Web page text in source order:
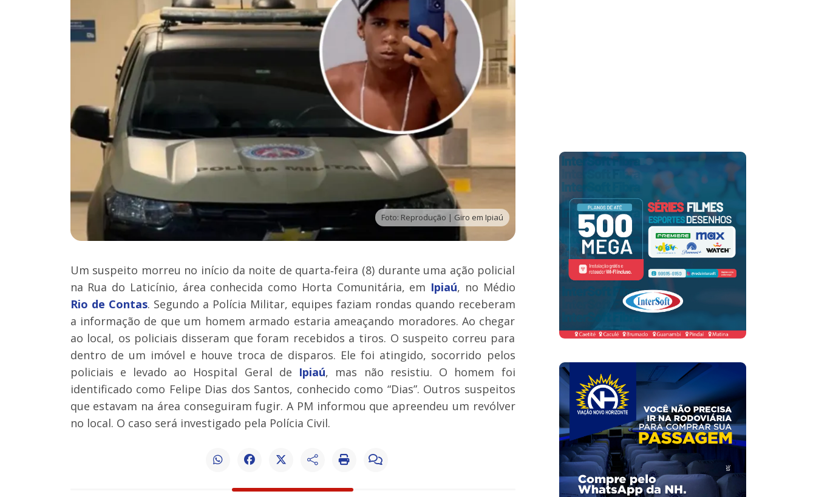
Foto: Reprodução | Giro em Ipiaú
Um suspeito morreu no início da noite de quarta‑feira (8) durante uma ação policial
na Rua do Laticínio, área conhecida como Horta Comunitária, em Ipiaú, no Médio
Rio de Contas. Segundo a Polícia Militar, equipes faziam rondas quando receberam
a informação de que um homem armado estaria ameaçando moradores. Ao chegar
ao local, os policiais disseram que foram recebidos a tiros. O suspeito correu para
dentro de um imóvel e houve troca de disparos. Ele foi atingido, socorrido pelos
policiais e levado ao Hospital Geral de Ipiaú, mas não resistiu. O homem foi
identificado como Felipe Dias dos Santos, conhecido como “Dias”. Outros suspeitos
que estavam na área conseguiram fugir. A PM informou que apreendeu um revólver
no local. O caso será investigado pela Polícia Civil.